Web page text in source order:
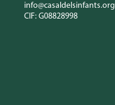
info@casaldelsinfants.org
CIF: G08828998